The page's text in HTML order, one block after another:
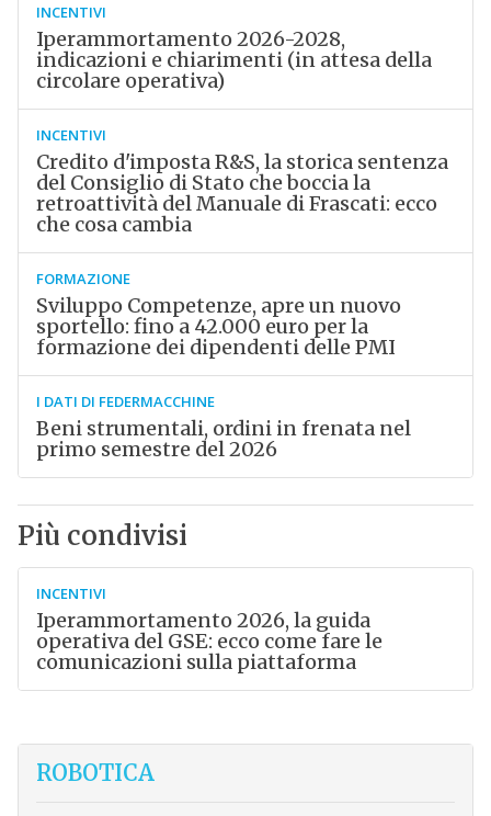
INCENTIVI
Iperammortamento 2026-2028,
indicazioni e chiarimenti (in attesa della
circolare operativa)
INCENTIVI
Credito d'imposta R&S, la storica sentenza
del Consiglio di Stato che boccia la
retroattività del Manuale di Frascati: ecco
che cosa cambia
FORMAZIONE
Sviluppo Competenze, apre un nuovo
sportello: fino a 42.000 euro per la
formazione dei dipendenti delle PMI
I DATI DI FEDERMACCHINE
Beni strumentali, ordini in frenata nel
primo semestre del 2026
Più condivisi
INCENTIVI
Iperammortamento 2026, la guida
operativa del GSE: ecco come fare le
comunicazioni sulla piattaforma
ROBOTICA